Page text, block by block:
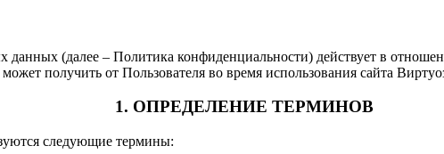
данных (далее – Политика конфиденциальности) действует в
получить от Пользователя во время использования сайта
1. ОПРЕДЕЛЕНИЕ ТЕРМИНОВ
следующие термины: